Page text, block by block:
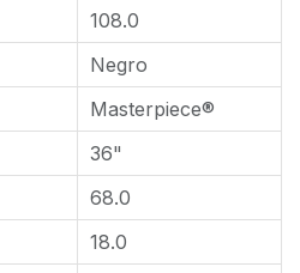
108.0
Negro
Masterpiece®
36"
68.0
18.0